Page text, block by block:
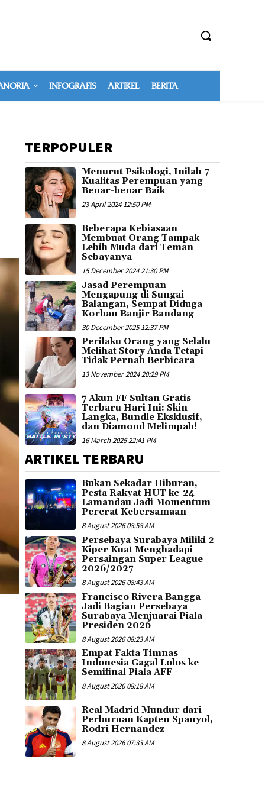
INFOGRAFIS ARTIKEL BERITA
TERPOPULER
Menurut Psikologi, Inilah 7
Kualitas Perempuan yang
Benar-benar Baik
23 April 2024 12:50 PM
Beberapa Kebiasaan
Membuat Orang Tampak
Lebih Muda dari Teman
Sebayanya
15 December 2024 21:30 PM
Jasad Perempuan
Mengapung di Sungai
Balangan, Sempat Diduga
Korban Banjir Bandang
30 December 2025 12:37 PM
Perilaku Orang yang Selalu
Melihat Story Anda Tetapi
Tidak Pernah Berbicara
13 November 2024 20:29 PM
7 Akun FF Sultan Gratis
Terbaru Hari Ini: Skin
Langka, Bundle Eksklusif,
dan Diamond Melimpah!
16 March 2025 22:41 PM
ARTIKEL TERBARU
Bukan Sekadar Hiburan,
Pesta Rakyat HUT ke-24
Lamandau Jadi Momentum
Pererat Kebersamaan
8 August 2026 08:58 AM
Persebaya Surabaya Miliki 2
Kiper Kuat Menghadapi
Persaingan Super League
2026/2027
8 August 2026 08:43 AM
Francisco Rivera Bangga
Jadi Bagian Persebaya
Surabaya Menjuarai Piala
Presiden 2026
8 August 2026 08:23 AM
Empat Fakta Timnas
Indonesia Gagal Lolos ke
Semifinal Piala AFF
8 August 2026 08:18 AM
Real Madrid Mundur dari
Perburuan Kapten Spanyol,
Rodri Hernandez
8 August 2026 07:33 AM